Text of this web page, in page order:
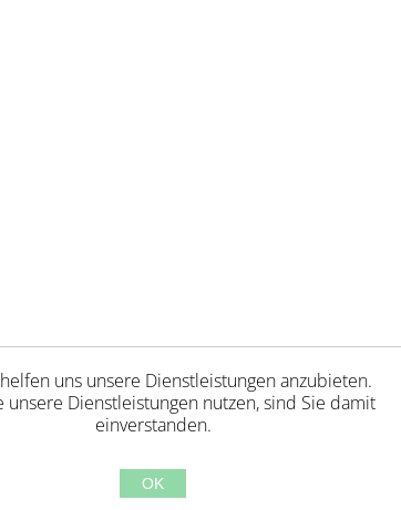
Erstickungsgefahr aufgrund
bevor Kinder mit diesem Produkt
uns unsere Dienstleistungen anzubieten.
unsere Dienstleistungen nutzen, sind Sie damit
einverstanden.
OK